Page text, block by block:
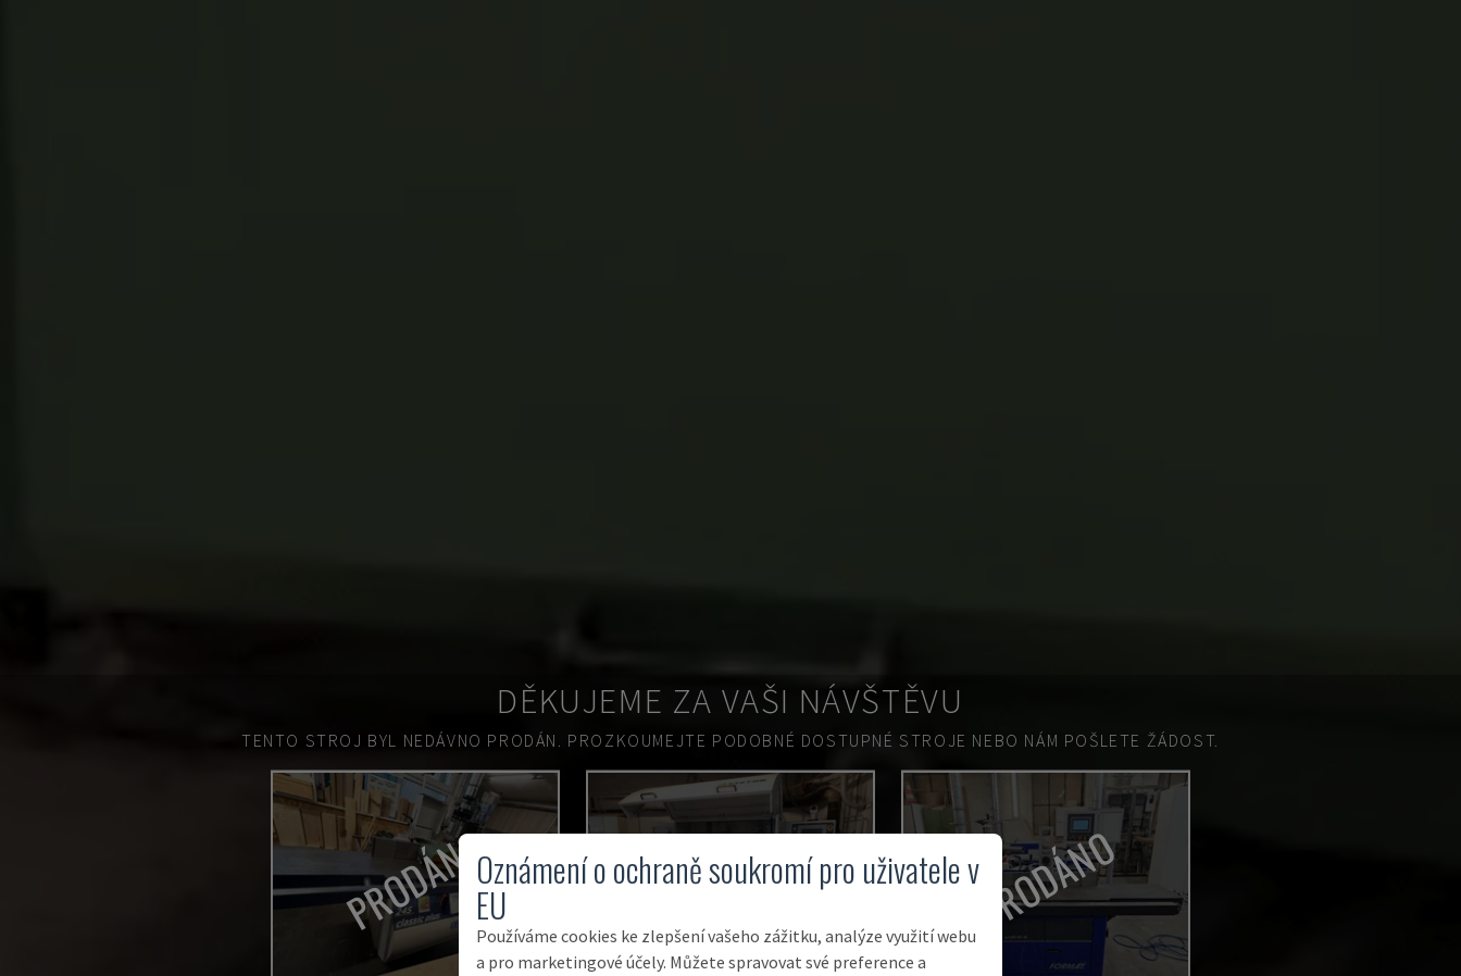
DĚKUJEME ZA VAŠI NÁVŠTĚVU
TENTO STROJ BYL NEDÁVNO PRODÁN. PROZKOUMEJTE PODOBNÉ DOSTUPNÉ STROJE NEBO NÁM POŠLETE ŽÁDOST.
PRODÁNO PRODÁNO PRODÁNO
Oznámení o ochraně soukromí pro uživatele v
EU
Používáme cookies ke zlepšení vašeho zážitku, analýze využití webu
a pro marketingové účely. Můžete spravovat své preference a